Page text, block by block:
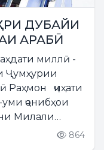
ДУБАЙИ
АРАБӢ
миллӣ -
Ҷумҳурии
Раҳмон ҷиҳати
ҷонибҳои
Милали
ба
864